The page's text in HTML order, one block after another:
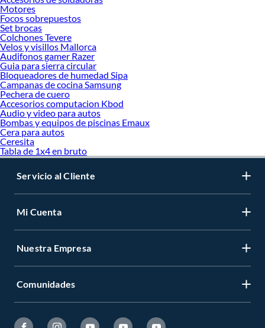
Motores
Focos sobrepuestos
Set brocas
Colchones Tevere
Velos y visillos Mallorca
Audifonos gamer Razer
Guia para sierra circular
Bloqueadores de humedad Sipa
Campanas de cocina Samsung
Pechera de cuero
Accesorios computacion Kbod
Audio y video para autos
Bombas y equipos de piscinas Emaux
Cera para autos
Ceresita
Tabla de 1x4 en bruto
Servicio al Cliente
Mi Cuenta
Nuestra Empresa
Comunidades